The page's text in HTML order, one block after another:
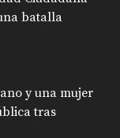
batalla
y una mujer
tras